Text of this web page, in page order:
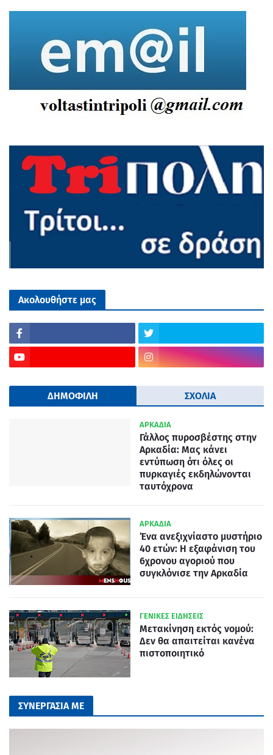
Ακολουθήστε μας
ΔΗΜΟΦΙΛΗ ΣΧΟΛΙΑ
ΑΡΚΑΔΙΑ
Γάλλος πυροσβέστης στην
Αρκαδία: Μας κάνει
εντύπωση ότι όλες οι
πυρκαγιές εκδηλώνονται
ταυτόχρονα
ΑΡΚΑΔΙΑ
Ένα ανεξιχνίαστο μυστήριο
40 ετών: Η εξαφάνιση του
6χρονου αγοριού που
συγκλόνισε την Αρκαδία
ΓΕΝΙΚΕΣ ΕΙΔΗΣΕΙΣ
Μετακίνηση εκτός νομού:
Δεν θα απαιτείται κανένα
πιστοποιητικό
ΣΥΝΕΡΓΑΣΙΑ ΜΕ